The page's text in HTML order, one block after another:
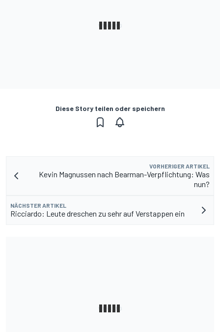
Diese Story teilen oder speichern
VORHERIGER ARTIKEL
Kevin Magnussen nach Bearman-Verpflichtung: Was
nun?
NÄCHSTER ARTIKEL
Ricciardo: Leute dreschen zu sehr auf Verstappen ein